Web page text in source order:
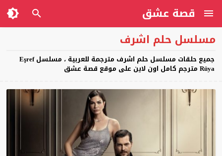
قصة عشق
مسلسل حلم اشرف
جميع حلقات مسلسل حلم اشرف مترجمة للعربية ، مسلسل Eşref
Rüya مترجم كامل اون لاين على موقع قصة عشق